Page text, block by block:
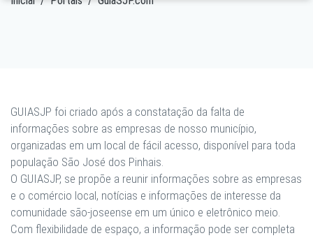
GUIASJP foi criado após a constatação da falta de
informações sobre as empresas de nosso município,
organizadas em um local de fácil acesso, disponível para toda
população São José dos Pinhais.
O GUIASJP, se propõe a reunir informações sobre as empresas
e o comércio local, notícias e informações de interesse da
comunidade são-joseense em um único e eletrônico meio.
Com flexibilidade de espaço, a informação pode ser completa